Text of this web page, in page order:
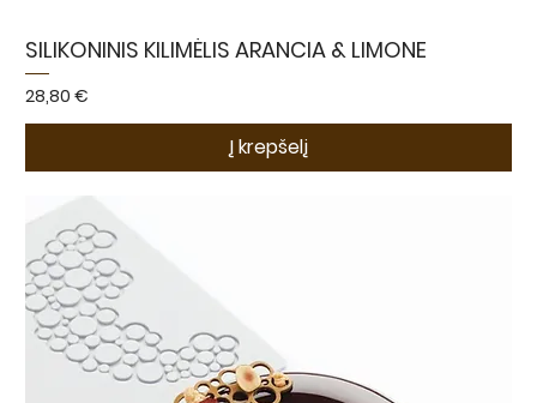
SILIKONINIS KILIMĖLIS ARANCIA & LIMONE
Kaina
28,80 €
Į krepšelį